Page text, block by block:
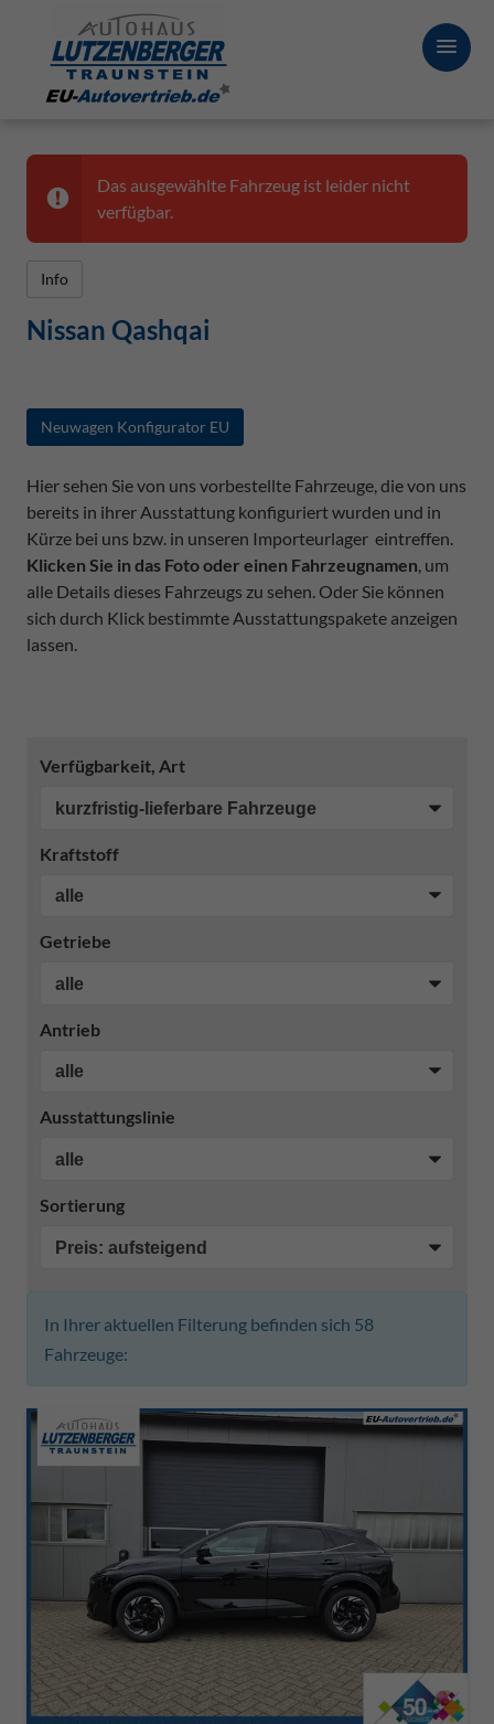
Das ausgewählte Fahrzeug ist leider nicht
verfügbar.
Info
Nissan Qashqai
Neuwagen Konfigurator EU
Hier sehen Sie von uns vorbestellte Fahrzeuge, die von uns
bereits in ihrer Ausstattung konfiguriert wurden und in
Kürze bei uns bzw. in unseren Importeurlager eintreffen.
Klicken Sie in das Foto oder einen Fahrzeugnamen, um
alle Details dieses Fahrzeugs zu sehen. Oder Sie können
sich durch Klick bestimmte Ausstattungspakete anzeigen
lassen.
Verfügbarkeit, Art
Kraftstoff
Getriebe
Antrieb
Ausstattungslinie
Sortierung
In Ihrer aktuellen Filterung befinden sich 58
Fahrzeuge: